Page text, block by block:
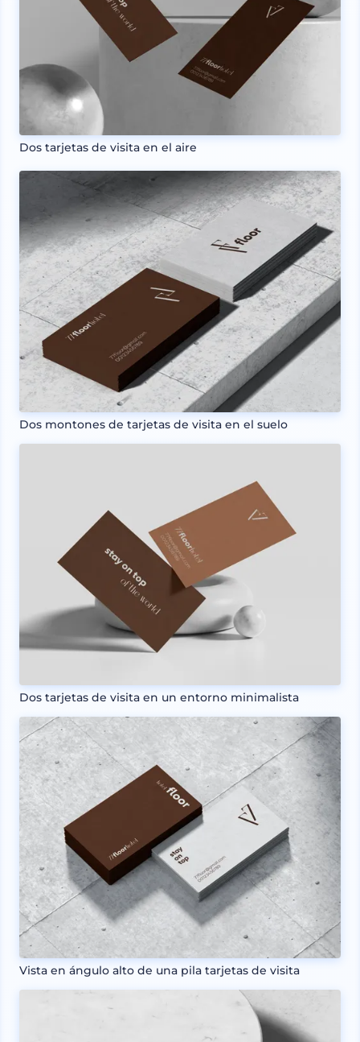
Dos tarjetas de visita en el aire
Dos montones de tarjetas de visita en el suelo
Dos tarjetas de visita en un entorno minimalista
Vista en ángulo alto de una pila tarjetas de visita